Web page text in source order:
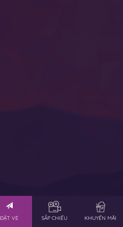
ĐẶT VÉ SẮP CHIẾU KHUYẾN MÃI